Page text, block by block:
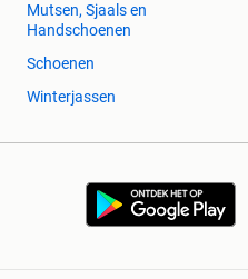
Mutsen, Sjaals en
Handschoenen
Schoenen
Winterjassen